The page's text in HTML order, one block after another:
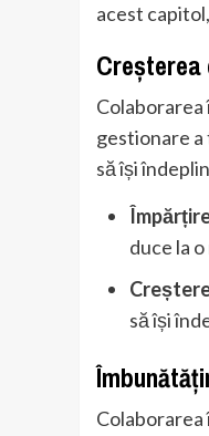
acest
Creșterea
Colaborarea
gestionare
să își
duce la
să își
Colaborarea